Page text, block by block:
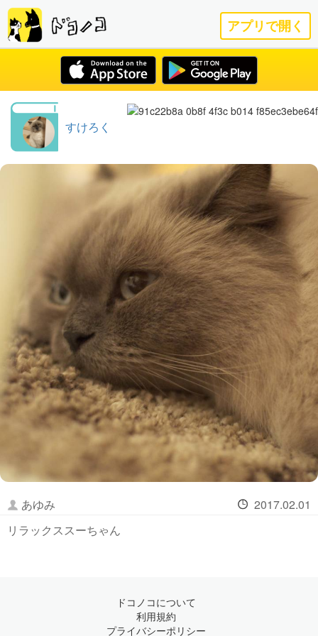
アプリで開く
すけろく
あゆみ
2017.02.01
リラックススーちゃん
ドコノコについて
利用規約
プライバシーポリシー